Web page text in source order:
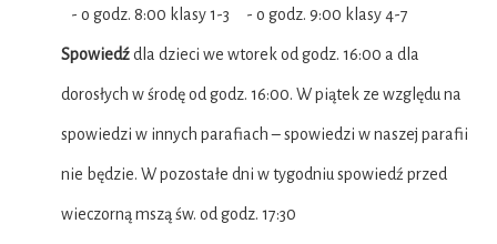
- o godz. 8:00 klasy 1-3 - o godz. 9:00 klasy 4-7
Spowiedźdla dzieci we wtorek od godz. 16:00 a dla
dorosłych w środę od godz. 16:00. W piątek ze względu na
spowiedzi w innych parafiach – spowiedzi w naszej parafii
nie będzie. W pozostałe dni w tygodniu spowiedź przed
wieczorną mszą św. od godz. 17:30